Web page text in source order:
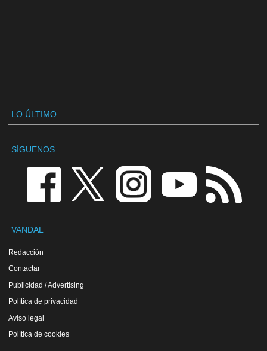
LO ÚLTIMO
SÍGUENOS
VANDAL
Redacción
Contactar
Publicidad / Advertising
Política de privacidad
Aviso legal
Política de cookies